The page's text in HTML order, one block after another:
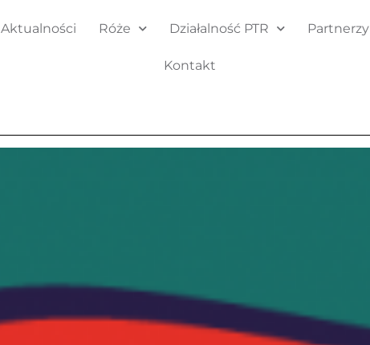
Aktualności Róże Działalność PTR Partnerzy
Kontakt